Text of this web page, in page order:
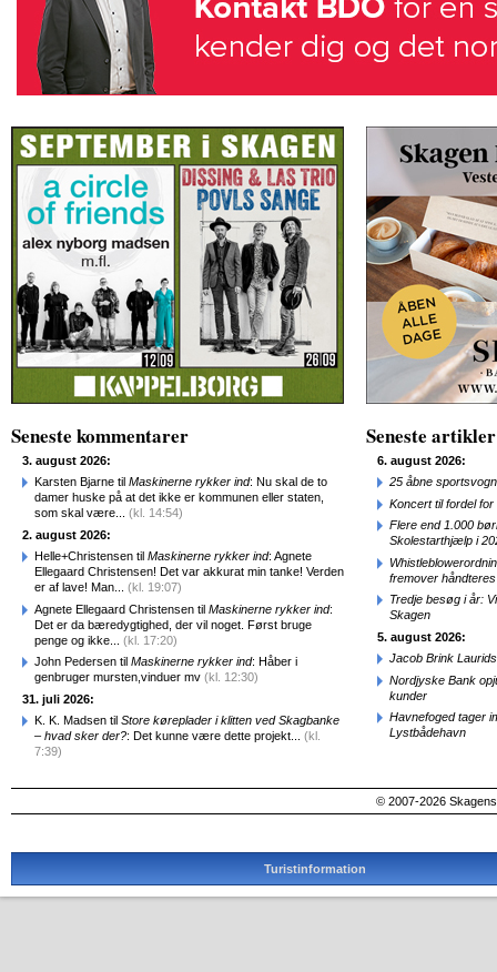
Seneste kommentarer
3. august 2026:
Karsten Bjarne til Maskinerne rykker ind: Nu skal de to
damer huske på at det ikke er kommunen eller staten,
som skal være... (kl. 14:54)
2. august 2026:
Helle+Christensen til Maskinerne rykker ind: Agnete
Ellegaard Christensen! Det var akkurat min tanke! Verden
er af lave! Man... (kl. 19:07)
Agnete Ellegaard Christensen til Maskinerne rykker ind:
Det er da bæredygtighed, der vil noget. Først bruge
penge og ikke... (kl. 17:20)
John Pedersen til Maskinerne rykker ind: Håber i
genbruger mursten,vinduer mv (kl. 12:30)
31. juli 2026:
K. K. Madsen til Store køreplader i klitten ved Skagbanke
– hvad sker der?: Det kunne være dette projekt... (kl.
7:39)
Seneste artikler
6. august 2026:
25 åbne
Koncert til fordel
Flere end 1.000
Skolestarthjælp i
fremover
Tredje besøg i år:
Skagen
5. august 2026:
Jacob Brink
Nordjyske Bank
kunder
Havnefoged tager
Lystbådehavn
© 2007-2026
Turistinformation